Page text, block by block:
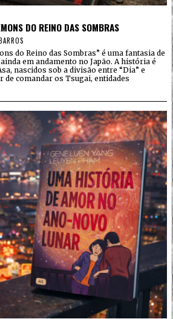
DO REINO DAS SOMBRAS
do Reino das Sombras” é uma fantasia de
em andamento no Japão. A história é
nascidos sob a divisão entre “Dia” e
de comandar os Tsugai, entidades